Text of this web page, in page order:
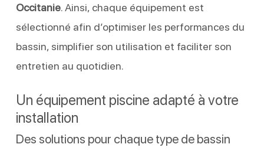
Occitanie. Ainsi, chaque équipement est
sélectionné afin d’optimiser les performances du
bassin, simplifier son utilisation et faciliter son
entretien au quotidien.
Un équipement piscine adapté à votre
installation
Des solutions pour chaque type de bassin